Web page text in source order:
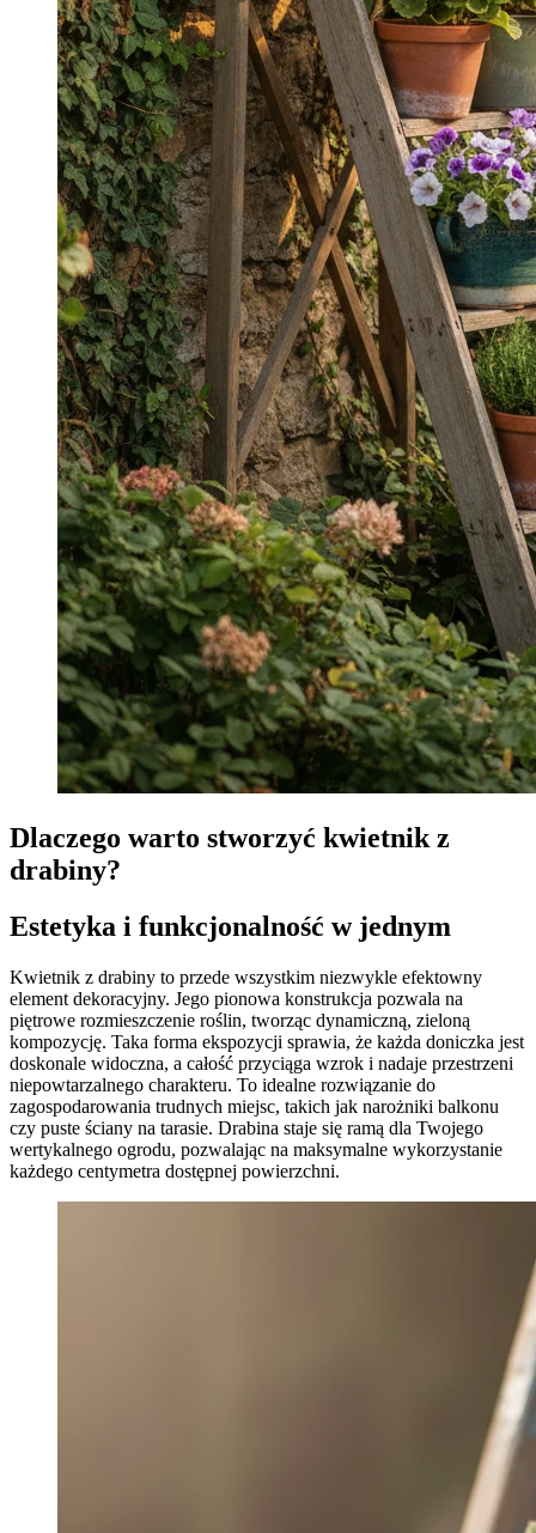
Dlaczego warto stworzyć kwietnik z
drabiny?
Estetyka i funkcjonalność w jednym
Kwietnik z drabiny to przede wszystkim niezwykle efektowny
element dekoracyjny. Jego pionowa konstrukcja pozwala na
piętrowe rozmieszczenie roślin, tworząc dynamiczną, zieloną
kompozycję. Taka forma ekspozycji sprawia, że każda doniczka jest
doskonale widoczna, a całość przyciąga wzrok i nadaje przestrzeni
niepowtarzalnego charakteru. To idealne rozwiązanie do
zagospodarowania trudnych miejsc, takich jak narożniki balkonu
czy puste ściany na tarasie. Drabina staje się ramą dla Twojego
wertykalnego ogrodu, pozwalając na maksymalne wykorzystanie
każdego centymetra dostępnej powierzchni.